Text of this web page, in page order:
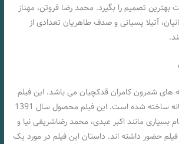
بهترین تصمیم را بگیرد. محمد رضا فروتن، مهناز
آتیلا پسیانی و صدف طاهریان تعدادی از
های شمرون کامران قدکچیان می باشد. این فیلم
با ژانر رمانتیک و عاشقانه ساخته شده است. این فیلم محصول سال 1391
بسیاری مانند اکبر عبدی، محمد رضاشریفی نیا و
حضور داشته اند. داستان این فیلم در مورد یک